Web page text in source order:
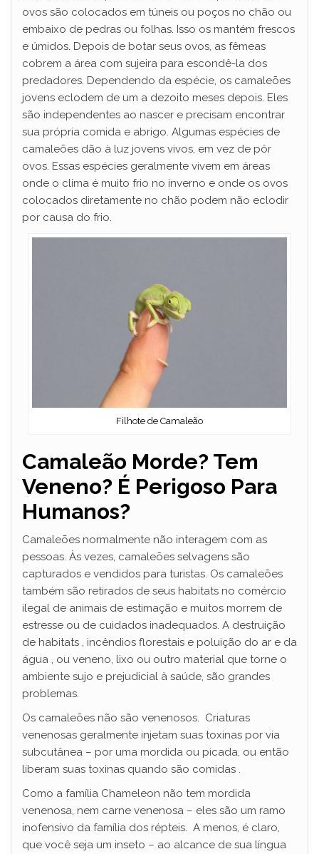
ovos são colocados em túneis ou poços no chão ou
embaixo de pedras ou folhas. Isso os mantém frescos
e úmidos. Depois de botar seus ovos, as fêmeas
cobrem a área com sujeira para escondê-la dos
predadores. Dependendo da espécie, os camaleões
jovens eclodem de um a dezoito meses depois. Eles
são independentes ao nascer e precisam encontrar
sua própria comida e abrigo. Algumas espécies de
camaleões dão à luz jovens vivos, em vez de pôr
ovos. Essas espécies geralmente vivem em áreas
onde o clima é muito frio no inverno e onde os ovos
colocados diretamente no chão podem não eclodir
por causa do frio.
Filhote de Camaleão
Camaleão Morde? Tem
Veneno? É Perigoso Para
Humanos?
Camaleões normalmente não interagem com as
pessoas. Às vezes, camaleões selvagens são
capturados e vendidos para turistas. Os camaleões
também são retirados de seus habitats no comércio
ilegal de animais de estimação e muitos morrem de
estresse ou de cuidados inadequados. A destruição
de habitats , incêndios florestais e poluição do ar e da
água , ou veneno, lixo ou outro material que torne o
ambiente sujo e prejudicial à saúde, são grandes
problemas.
Os camaleões não são venenosos. Criaturas
venenosas geralmente injetam suas toxinas por via
subcutânea – por uma mordida ou picada, ou então
liberam suas toxinas quando são comidas .
Como a família Chameleon não tem mordida
venenosa, nem carne venenosa – eles são um ramo
inofensivo da família dos répteis. A menos, é claro,
que você seja um inseto – ao alcance de sua língua